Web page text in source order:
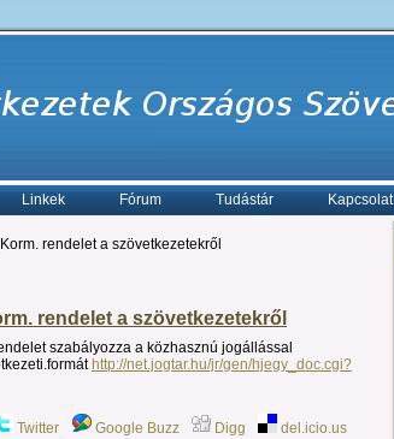
Linkek Fórum Tudástár Kapcsolat
rendelet a szövetkezetekről
rendelet a szövetkezetekről
szabályozza a közhasznú jogállással
http://net.jogtar.hu/jr/gen/hjegy_doc.cgi?
Twitter Google Buzz Digg del.icio.us